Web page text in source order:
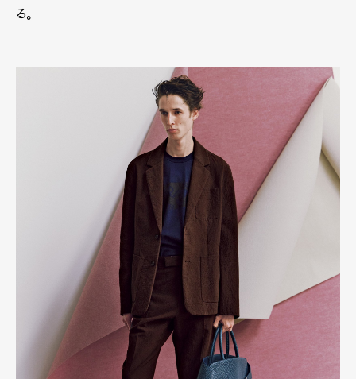
る。